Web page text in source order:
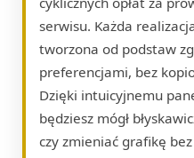
serwisu. Każda
tworzona od podstaw
preferencjami, bez
Dzięki intuicyjnemu
będziesz mógł
czy zmieniać grafikę